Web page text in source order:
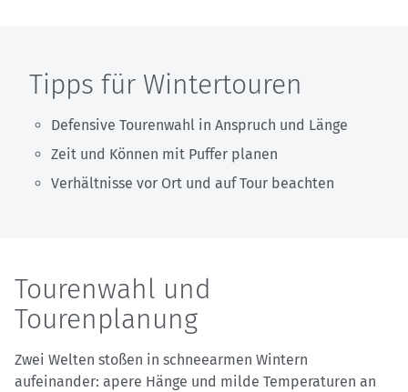
Tipps für Wintertouren
Defensive Tourenwahl in Anspruch und Länge
Zeit und Können mit Puffer planen
Verhältnisse vor Ort und auf Tour beachten
Tourenwahl und
Tourenplanung
Zwei Welten stoßen in schneearmen Wintern
aufeinander: apere Hänge und milde Temperaturen an